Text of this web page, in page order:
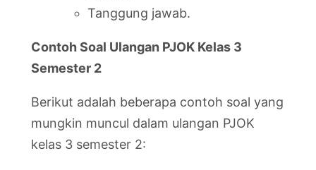
Tanggung jawab.
Contoh Soal Ulangan PJOK Kelas 3
Semester 2
Berikut adalah beberapa contoh soal yang
mungkin muncul dalam ulangan PJOK
kelas 3 semester 2: